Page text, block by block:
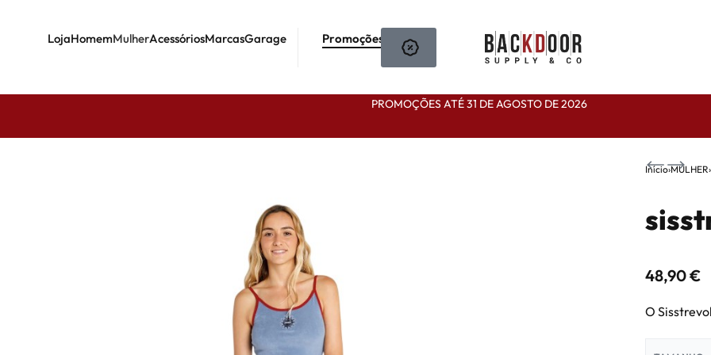
LojaHomemMulherAcessóriosMarcasGarage Promoções
PROMOÇÕES ATÉ 31 DE AGOSTO DE 2026
Início›MULHER›
48,90€